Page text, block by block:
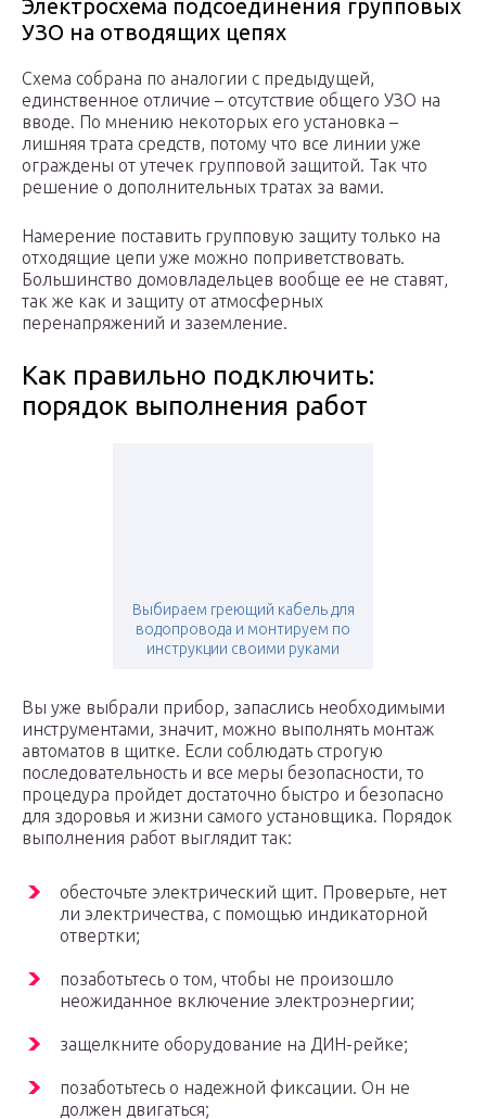
Электросхема подсоединения групповых
УЗО на отводящих цепях
Схема собрана по аналогии с предыдущей,
единственное отличие – отсутствие общего УЗО на
вводе. По мнению некоторых его установка –
лишняя трата средств, потому что все линии уже
ограждены от утечек групповой защитой. Так что
решение о дополнительных тратах за вами.
Намерение поставить групповую защиту только на
отходящие цепи уже можно поприветствовать.
Большинство домовладельцев вообще ее не ставят,
так же как и защиту от атмосферных
перенапряжений и заземление.
Как правильно подключить:
порядок выполнения работ
Выбираем греющий кабель для
водопровода и монтируем по
инструкции своими руками
Вы уже выбрали прибор, запаслись необходимыми
инструментами, значит, можно выполнять монтаж
автоматов в щитке. Если соблюдать строгую
последовательность и все меры безопасности, то
процедура пройдет достаточно быстро и безопасно
для здоровья и жизни самого установщика. Порядок
выполнения работ выглядит так:
обесточьте электрический щит. Проверьте, нет
ли электричества, с помощью индикаторной
отвертки;
позаботьтесь о том, чтобы не произошло
неожиданное включение электроэнергии;
защелкните оборудование на ДИН-рейке;
позаботьтесь о надежной фиксации. Он не
должен двигаться;